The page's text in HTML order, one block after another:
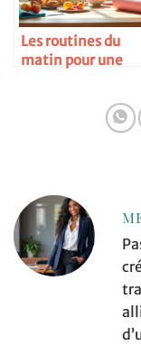
Les routines du
matin pour une